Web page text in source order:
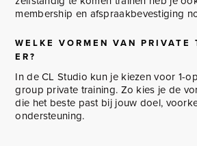
membership en afspraakbevestiging
WELKE VORMEN VAN
ER?
In de CL Studio kun je kiezen voor 1-
group private training. Zo kies je de
die het beste past bij jouw doel,
ondersteuning.